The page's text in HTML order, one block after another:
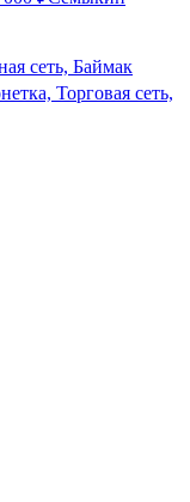
сеть, Баймак
Торговая сеть,